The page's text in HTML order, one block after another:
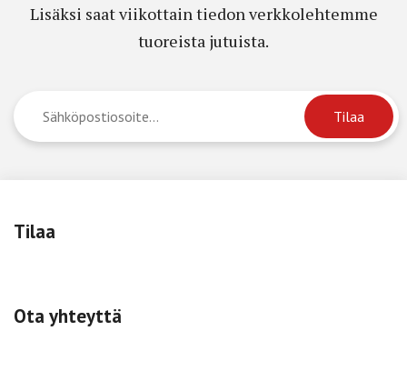
Lisäksi saat viikottain tiedon verkkolehtemme
tuoreista jutuista.
Tilaa
Ota yhteyttä